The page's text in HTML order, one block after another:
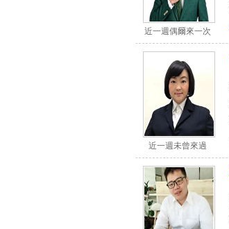
近一週偶爾來一次
近一週未曾來過